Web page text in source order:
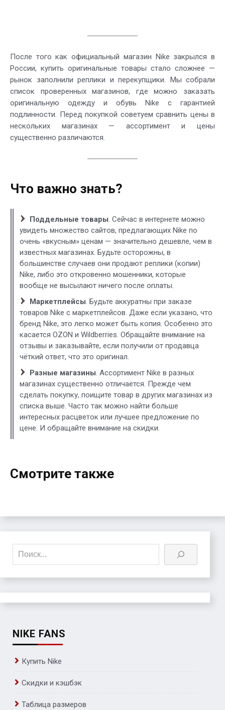
После того как официальный магазин Nike закрылся в
России, купить оригинальные товары стало сложнее —
рынок заполнили реплики и перекупщики. Мы собрали
список проверенных магазинов, где можно заказать
оригинальную одежду и обувь Nike с гарантией
подлинности. Перед покупкой советуем сравнить цены в
нескольких магазинах — ассортимент и цены
существенно различаются.
Что важно знать?
Поддельные товары. Сейчас в интернете можно
увидеть множество сайтов, предлагающих Nike по
очень «вкусным» ценам — значительно дешевле, чем в
известных магазинах. Будьте осторожны, в
большинстве случаев они продают реплики (копии)
Nike, либо это откровенно мошенники, которые
вообще не высылают ничего после оплаты.
Маркетплейсы. Будьте аккуратны при заказе
товаров Nike с маркетплейсов. Даже если указано, что
бренд Nike, это легко может быть копия. Особенно это
касается OZON и Wildberries. Обращайте внимание на
отзывы и заказывайте, если получили от продавца
чёткий ответ, что это оригинал.
Разные магазины. Ассортимент Nike в разных
магазинах существенно отличается. Прежде чем
сделать покупку, поищите товар в других магазинах из
списка выше. Часто так можно найти больше
интересных расцветок или лучшее предложение по
цене. И обращайте внимание на скидки.
Смотрите также
Поиск
NIKE FANS
Купить Nike
Скидки и кэшбэк
Таблица размеров